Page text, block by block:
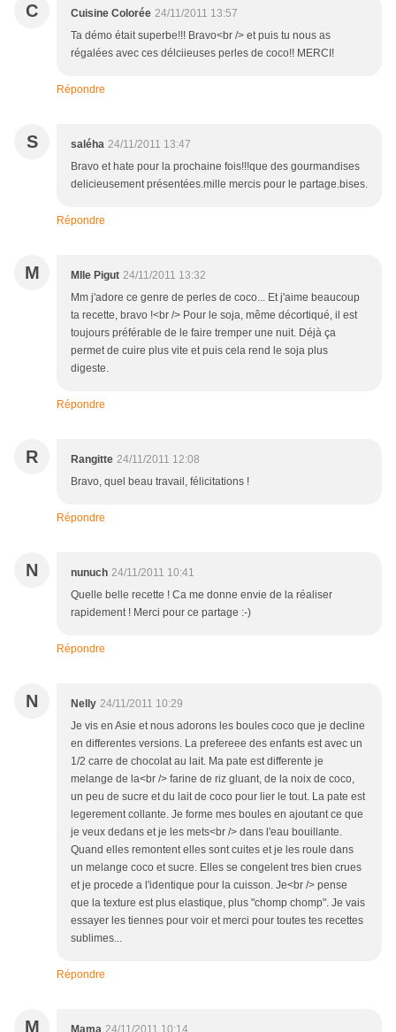
C Cuisine Colorée 24/11/2011 13:57
Ta démo était superbe!!! Bravo<br /> et puis tu nous as
régalées avec ces délciieuses perles de coco!! MERCI!
Répondre
S saléha 24/11/2011 13:47
Bravo et hate pour la prochaine fois!!!que des gourmandises
delicieusement présentées.mille mercis pour le partage.bises.
Répondre
M Mlle Pigut 24/11/2011 13:32
Mm j'adore ce genre de perles de coco... Et j'aime beaucoup
ta recette, bravo !<br /> Pour le soja, même décortiqué, il est
toujours préférable de le faire tremper une nuit. Déjà ça
permet de cuire plus vite et puis cela rend le soja plus
digeste.
Répondre
R Rangitte 24/11/2011 12:08
Bravo, quel beau travail, félicitations !
Répondre
N nunuch 24/11/2011 10:41
Quelle belle recette ! Ca me donne envie de la réaliser
rapidement ! Merci pour ce partage :-)
Répondre
N Nelly 24/11/2011 10:29
Je vis en Asie et nous adorons les boules coco que je decline
en differentes versions. La prefereee des enfants est avec un
1/2 carre de chocolat au lait. Ma pate est differente je
melange de la<br /> farine de riz gluant, de la noix de coco,
un peu de sucre et du lait de coco pour lier le tout. La pate est
legerement collante. Je forme mes boules en ajoutant ce que
je veux dedans et je les mets<br /> dans l'eau bouillante.
Quand elles remontent elles sont cuites et je les roule dans
un melange coco et sucre. Elles se congelent tres bien crues
et je procede a l'identique pour la cuisson. Je<br /> pense
que la texture est plus elastique, plus "chomp chomp". Je vais
essayer les tiennes pour voir et merci pour toutes tes recettes
sublimes...
Répondre
M Mama 24/11/2011 10:14